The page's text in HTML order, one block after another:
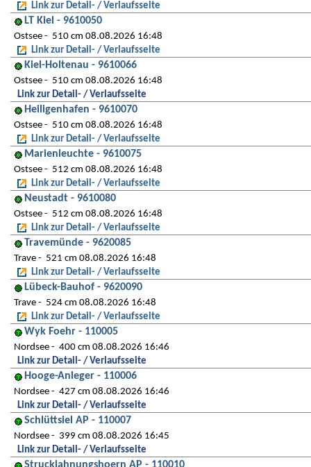
Link zur Detail- / Verlaufsseite
LT Kiel - 9610050
Ostsee
510 cm 08.08.2026 16:48
Link zur Detail- / Verlaufsseite
Kiel-Holtenau - 9610066
Ostsee
510 cm 08.08.2026 16:48
Link zur Detail- / Verlaufsseite
Heiligenhafen - 9610070
Ostsee
510 cm 08.08.2026 16:48
Link zur Detail- / Verlaufsseite
Marienleuchte - 9610075
Ostsee
512 cm 08.08.2026 16:48
Link zur Detail- / Verlaufsseite
Neustadt - 9610080
Ostsee
512 cm 08.08.2026 16:48
Link zur Detail- / Verlaufsseite
Travemünde - 9620085
Trave
521 cm 08.08.2026 16:48
Link zur Detail- / Verlaufsseite
Lübeck-Bauhof - 9620090
Trave
524 cm 08.08.2026 16:48
Link zur Detail- / Verlaufsseite
Wyk Foehr - 110005
Nordsee
400 cm 08.08.2026 16:46
Link zur Detail- / Verlaufsseite
Hooge-Anleger - 110006
Nordsee
427 cm 08.08.2026 16:46
Link zur Detail- / Verlaufsseite
Schlüttsiel AP - 110007
Nordsee
399 cm 08.08.2026 16:45
Link zur Detail- / Verlaufsseite